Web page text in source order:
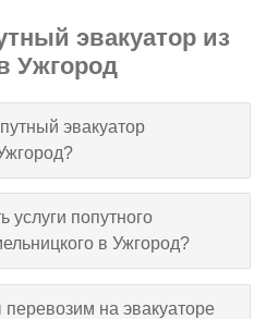
эвакуатор из
Ужгород
эвакуатор
услуги попутного
в Ужгород?
перевозим на эвакуаторе